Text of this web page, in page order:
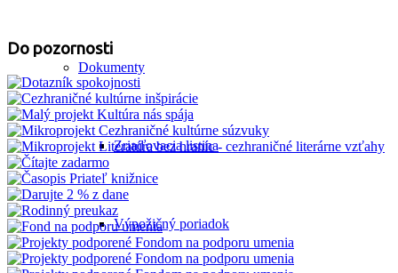
Dokumenty
Zriaďovacia listina
Výpožičný poriadok
Do pozornosti